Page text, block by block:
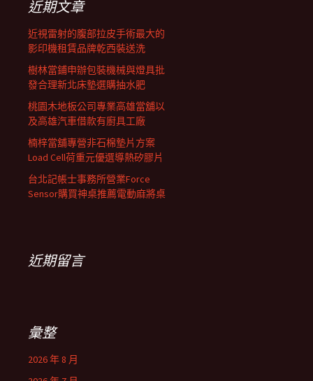
近期文章
近視雷射的腹部拉皮手術最大的
影印機租賃品牌乾西裝送洗
樹林當鋪申辦包裝機械與燈具批
發合理新北床墊選購抽水肥
桃園木地板公司專業高雄當舖以
及高雄汽車借款有廚具工廠
楠梓當舖專營非石棉墊片方案
Load Cell荷重元優選導熱矽膠片
台北記帳士事務所營業Force
Sensor購買神桌推薦電動麻將桌
近期留言
彙整
2026 年 8 月